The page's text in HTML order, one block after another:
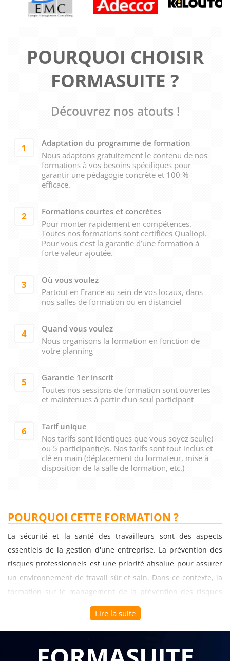
POURQUOI CHOISIR
FORMASUITE ?
Découvrez nos atouts !
1
Adaptation du programme de formation
Nous adaptons gratuitement le contenu de nos
formations à vos besoins spécifiques pour
garantir une pédagogie concrète et 100 %
efficace.
2
Formations courtes et concrètes
Pour monter rapidement en compétences.
Toutes nos formations sont certifiées Qualiopi.
Pour vous c’est la garantie d’une formation à
forte valeur ajoutée.
3
Où vous voulez
Partout en France au sein de vos locaux, dans
nos salles de formation ou en distanciel
4
Quand vous voulez
Nous organisons la formation en fonction de
votre planning
5
Garantie 1er inscrit
Toutes nos sessions de formation sont ouvertes
et maintenues à partir d’un seul participant
6
Tarif unique
Nos tarifs sont identiques que vous soyez seul(e)
ou 5 participant(e)s. Nos tarifs sont tout inclus et
clé en main (déplacement du formateur, mise à
disposition de la salle de formation, etc.)
POURQUOI CETTE FORMATION ?
La sécurité et la santé des travailleurs sont des aspects
essentiels de la gestion d'une entreprise. La prévention des
risques professionnels est une priorité absolue pour assurer
un environnement de travail sûr et sain. Dans ce contexte, la
formation sur le management de la prévention des risques
professionnels (niveau 1) revêt une grande importance pour
les entreprises B to B. Elle permet d'acquérir les
connaissances et les compétences nécessaires pour intégrer
la prévention des risques dans toutes les activités de
Lire la suite